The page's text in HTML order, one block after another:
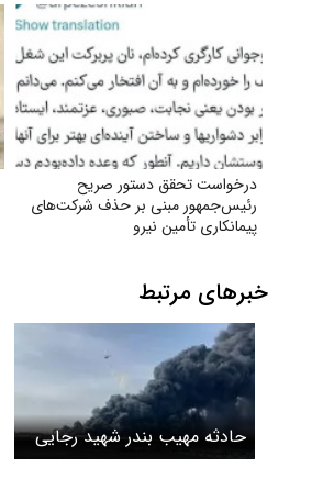
درخواست تحقق دستور صریح
رئیس‌جمهور مبنی بر حذف شرکت‌های
پیمانکاری تأمین نیرو
خبرهای مرتبط
حادثه مهیب بندر شهید رجایی
چه تبعاتی برای اقتصاد ایران